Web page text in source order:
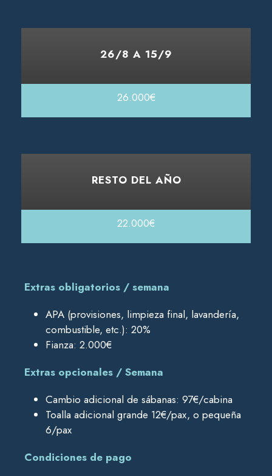
26/8 A 15/9
26.000€
RESTO DEL AÑO
22.000€
Extras obligatorios / semana
APA (provisiones, limpieza final, lavandería,
combustible, etc.): 20%
Fianza: 2.000€
Extras opcionales / Semana
Cambio adicional de sábanas: 97€/cabina
Toalla adicional grande 12€/pax, o pequeña
6/pax
Condiciones de pago